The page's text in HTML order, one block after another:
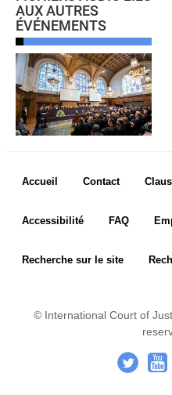
AUX AUTRES
ÉVÉNEMENTS
Cour
Emploi
Avis de vacance de poste
Programme relatif aux
Judicial Fellows
Anciens fellows
Questions fréquemment
La section des achats
AFFAIRES
Liste des affaires
Affaires contentieuses
classées par procédures
Footer menu
Accueil Contact
Accessibilité FAQ
Recherche sur le site
© International Court of
. -